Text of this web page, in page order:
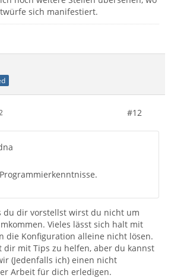
sich manifestiert.
#12
du dir vorstellst wirst du nicht um
Vieles lässt sich halt mit
die Konfiguration alleine nicht lösen.
dir mit Tips zu helfen, aber du kannst
(Jedenfalls ich) einen nicht
Arbeit für dich erledigen.